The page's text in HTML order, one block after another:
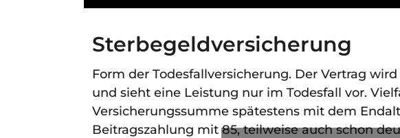
Sterbegeldversicherung
Form der Todesfallversicherung. Der Vertrag
und sieht eine Leistung nur im Todesfall vor.
Versicherungssumme spätestens mit dem
Beitragszahlung mit 85, teilweise auch schon